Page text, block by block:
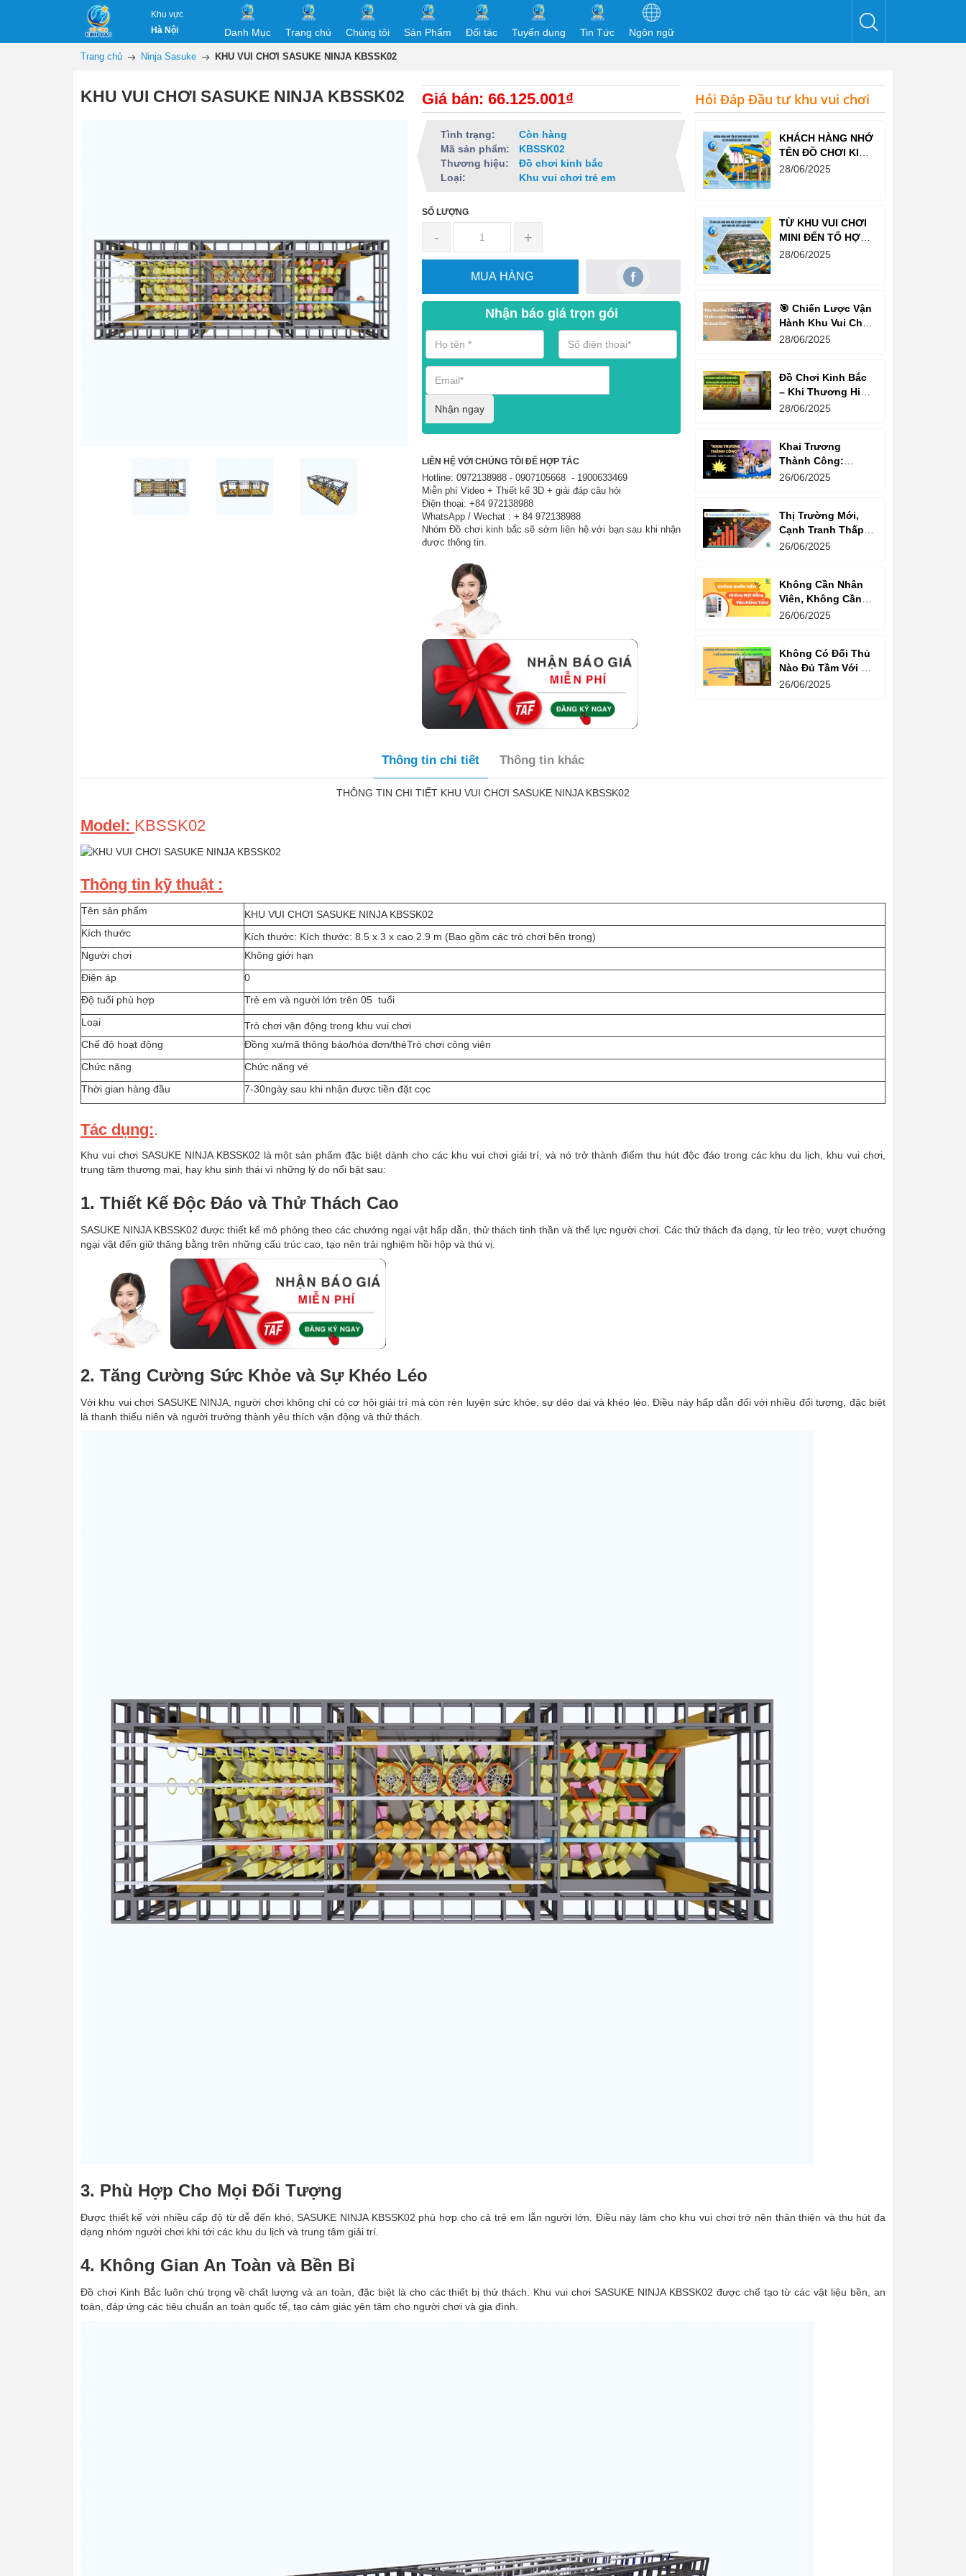
Khu vực
Hà Nội
Danh Mục Trang chủ Chúng tôi Sản Phẩm Đối tác Tuyển dụng Tin Tức Ngôn ngữ
Trang chủ Ninja Sasuke KHU VUI CHƠI SASUKE NINJA KBSSK02
KHU VUI CHƠI SASUKE NINJA KBSSK02 Giá bán: 66.125.001₫
Tình trạng:
Còn hàng
Mã sản phẩm:
KBSSK02
Thương hiệu:
Đồ chơi kinh bắc
Loại:
Khu vui chơi trẻ em
SỐ LƯỢNG
- +
MUA HÀNG
Nhận báo giá trọn gói
Nhận ngay
LIÊN HỆ VỚI CHÚNG TÔI ĐỂ HỢP TÁC
Hotline: 0972138988 - 0907105668 - 1900633469
Miễn phí Video + Thiết kế 3D + giải đáp câu hỏi
Điện thoại: +84 972138988
WhatsApp / Wechat : + 84 972138988
Nhóm Đồ chơi kinh bắc sẽ sớm liên hệ với bạn sau khi nhận
được thông tin.
Hỏi Đáp Đầu tư khu vui chơi
KHÁCH HÀNG NHỚ
TÊN ĐỒ CHƠI KINH
BẮC TRƯỚC CẢ
28/06/2025
TỪ KHU VUI CHƠI
MINI ĐẾN TỔ HỢP
GIẢI TRÍ NGHÌN M²
28/06/2025
🎯 Chiến Lược Vận
Hành Khu Vui Chơi
3 Thế Hệ – Tối Đa
28/06/2025
Đồ Chơi Kinh Bắc
– Khi Thương Hiệu
Vững Mạnh Bắt
28/06/2025
Khai Trương
Thành Công:
Khách Nườm
Quyết Là Gì?
26/06/2025
Thị Trường Mới,
Cạnh Tranh Thấp –
Trampoline Park Là
26/06/2025
Không Cần Nhân
Viên, Không Cần
Cửa Hàng – Chỉ
26/06/2025
Không Có Đối Thủ
Nào Đủ Tầm Với Đồ
Chơi Kinh Bắc
26/06/2025
Thông tin chi tiết Thông tin khác
THÔNG TIN CHI TIẾT KHU VUI CHƠI SASUKE NINJA KBSSK02
Model: KBSSK02
Thông tin kỹ thuật :
Tên sản phẩm
KHU VUI CHƠI SASUKE NINJA KBSSK02
Kích thước
Kích thước: Kích thước: 8.5 x 3 x cao 2.9 m (Bao gồm các trò chơi bên trong)
Người chơi
Không giới hạn
Điện áp
0
Độ tuổi phù hợp
Trẻ em và người lớn trên 05 tuổi
Loại
Trò chơi vận động trong khu vui chơi
Chế độ hoạt động
Đồng xu/mã thông báo/hóa đơn/thẻTrò chơi công viên
Chức năng
Chức năng vé
Thời gian hàng đầu
7-30ngày sau khi nhận được tiền đặt cọc
Tác dụng:.
Khu vui chơi SASUKE NINJA KBSSK02 là một sản phẩm đặc biệt dành cho các khu vui chơi giải trí, và nó trở thành điểm thu hút độc đáo trong các khu du lịch, khu vui chơi,
trung tâm thương mại, hay khu sinh thái vì những lý do nổi bật sau:
1. Thiết Kế Độc Đáo và Thử Thách Cao
SASUKE NINJA KBSSK02 được thiết kế mô phỏng theo các chướng ngại vật hấp dẫn, thử thách tinh thần và thể lực người chơi. Các thử thách đa dạng, từ leo trèo, vượt chướng
ngại vật đến giữ thăng bằng trên những cấu trúc cao, tạo nên trải nghiệm hồi hộp và thú vị.
2. Tăng Cường Sức Khỏe và Sự Khéo Léo
Với khu vui chơi SASUKE NINJA, người chơi không chỉ có cơ hội giải trí mà còn rèn luyện sức khỏe, sự dẻo dai và khéo léo. Điều này hấp dẫn đối với nhiều đối tượng, đặc biệt
là thanh thiếu niên và người trưởng thành yêu thích vận động và thử thách.
3. Phù Hợp Cho Mọi Đối Tượng
Được thiết kế với nhiều cấp độ từ dễ đến khó, SASUKE NINJA KBSSK02 phù hợp cho cả trẻ em lẫn người lớn. Điều này làm cho khu vui chơi trở nên thân thiện và thu hút đa
dạng nhóm người chơi khi tới các khu du lịch và trung tâm giải trí.
4. Không Gian An Toàn và Bền Bỉ
Đồ chơi Kinh Bắc luôn chú trọng về chất lượng và an toàn, đặc biệt là cho các thiết bị thử thách. Khu vui chơi SASUKE NINJA KBSSK02 được chế tạo từ các vật liệu bền, an
toàn, đáp ứng các tiêu chuẩn an toàn quốc tế, tạo cảm giác yên tâm cho người chơi và gia đình.